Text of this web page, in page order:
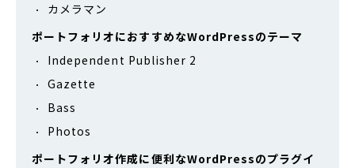
カメラマン
ポートフォリオにおすすめなWordPressのテーマ
Independent Publisher 2
Gazette
Bass
Photos
ポートフォリオ作成に便利なWordPressのプラグイ